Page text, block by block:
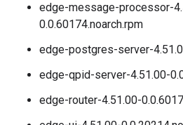
edge-message-processor-
0.0.60174.noarch.rpm
edge-postgres-server-
edge-qpid-server-4.51.00-
edge-router-4.51.00-